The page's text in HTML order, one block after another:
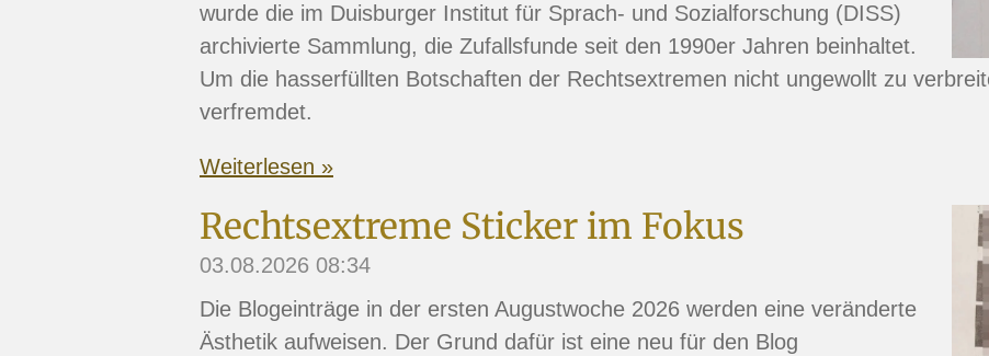
wurde die im Duisburger Institut für Sprach- und Sozialforschung (DISS)
archivierte Sammlung, die Zufallsfunde seit den 1990er Jahren beinhaltet.
Um die hasserfüllten Botschaften der Rechtsextremen nicht ungewollt zu
verfremdet.
Weiterlesen »
Rechtsextreme Sticker im Fokus
03.08.2026 08:34
Die Blogeinträge in der ersten Augustwoche 2026 werden eine veränderte
Ästhetik aufweisen. Der Grund dafür ist eine neu für den Blog